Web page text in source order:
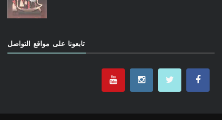
تابعونا على مواقع التواصل